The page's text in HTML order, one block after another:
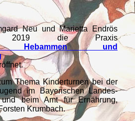
Neu und Marietta Endrös
die Praxis
Hebammen und
Thema Kinderturnen bei der
im Bayerischen Landes-
und beim Amt für Ernährung,
Krumbach.